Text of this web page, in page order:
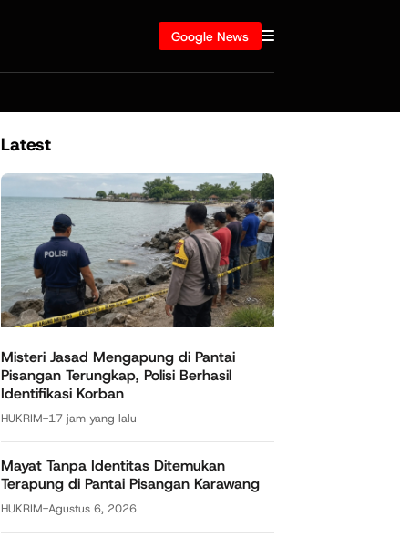
Google News
Latest
Misteri Jasad Mengapung di Pantai
Pisangan Terungkap, Polisi Berhasil
Identifikasi Korban
HUKRIM-17 jam yang lalu
Mayat Tanpa Identitas Ditemukan
Terapung di Pantai Pisangan Karawang
HUKRIM-Agustus 6, 2026